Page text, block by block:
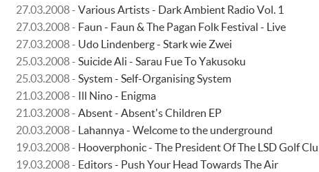
27.03.2008 - Various Artists - Dark Ambient Radio Vol. 1
27.03.2008 - Faun - Faun & The Pagan Folk Festival - Live
27.03.2008 - Udo Lindenberg - Stark wie Zwei
25.03.2008 - Suicide Ali - Sarau Fue To Yakusoku
25.03.2008 - System - Self-Organising System
21.03.2008 - Ill Nino - Enigma
21.03.2008 - Absent - Absent's Children EP
20.03.2008 -
Lahannya - Welcome to the underground
19.03.2008 - Hooverphonic - The President Of The LSD Golf
19.03.2008 - Editors - Push Your Head Towards The Air